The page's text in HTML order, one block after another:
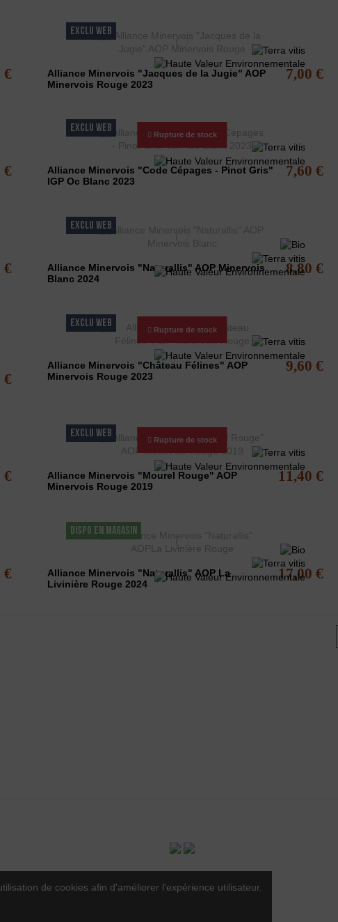
€
EXCLU WEB
Alliance Minervois "Jacques de la Jugie" AOP
Minervois Rouge 2023
7,00 €
€
EXCLU WEB Rupture de stock
Alliance Minervois "Code Cépages - Pinot Gris"
IGP Oc Blanc 2023
7,60 €
€
EXCLU WEB
Alliance Minervois "Naturallis" AOP Minervois
Blanc 2024
8,80 €
€
EXCLU WEB Rupture de stock
Alliance Minervois "Château Félines" AOP
Minervois Rouge 2023
9,60 €
€
EXCLU WEB Rupture de stock
Alliance Minervois "Mourel Rouge" AOP
Minervois Rouge 2019
11,40 €
€
DISPO EN MAGASIN
Alliance Minervois "Naturallis" AOP La
Livinière Rouge 2024
17,00 €
de cookies afin d'améliorer l'expérience utilisateur.